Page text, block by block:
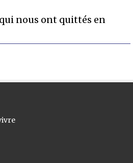
nous ont quittés en